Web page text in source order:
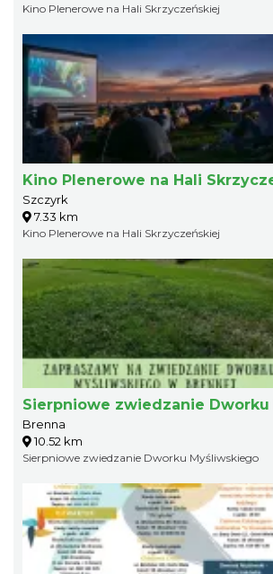
Kino Plenerowe na Hali Skrzyczeńskiej
Kino Plenerowe na Hali
Szczyrk
7.33 km
Kino Plenerowe na Hali Skrzyczeńskiej
Sierpniowe zwiedzanie
Brenna
10.52 km
Sierpniowe zwiedzanie Dworku Myśliwskiego